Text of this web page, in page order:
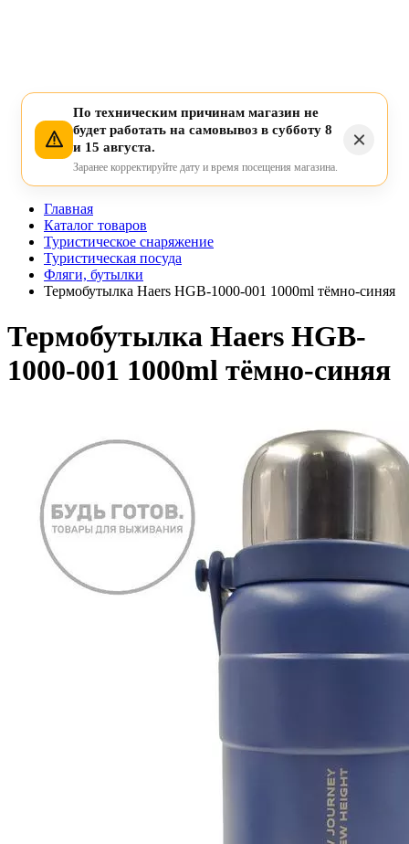
По техническим причинам магазин не
будет работать на самовывоз в субботу 8
и 15 августа.
Заранее корректируйте дату и время посещения магазина.
Главная
Каталог товаров
Туристическое снаряжение
Туристическая посуда
Фляги, бутылки
Термобутылка Haers HGB-1000-001 1000ml тёмно-синяя
Термобутылка Haers HGB-
1000-001 1000ml тёмно-синяя